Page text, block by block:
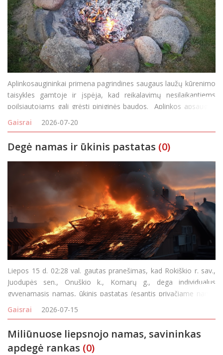
Aplinkosaugininkai primena pagrindines saugaus laužų kūrenimo
taisykles gamtoje ir įspėja, kad reikalavimų nesilaikantiems
poilsiautojams gali grėsti piniginės baudos. Aplinkos apsaugos
departamento (AAD) teigimu, šiltuoju metų laikų neatsakingai
kūrenamos kepsninės ar laužai gali pada
Gaisrai 2026-07-20
Degė namas ir ūkinis pastatas (0)
Liepos 15 d. 02:28 val. gautas pranešimas, kad Rokiškio r. sav.,
Juodupės sen., Onuškio k., Komarų g., dega individualus
gyvenamasis namas, ūkinis pastatas (esantis privačiame namų
valdos žemės sklype). Atvykus ugniagesiams į įvykio vietą, degė
namas ir ūkinis pastatas atvira l
Gaisrai 2026-07-15
Miliūnuose liepsnojo namas, savininkas
apdegė rankas (0)